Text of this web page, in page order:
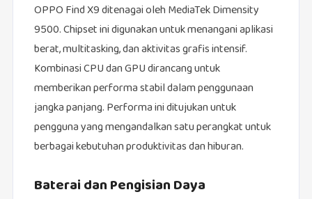
OPPO Find X9 ditenagai oleh MediaTek Dimensity
9500. Chipset ini digunakan untuk menangani aplikasi
berat, multitasking, dan aktivitas grafis intensif.
Kombinasi CPU dan GPU dirancang untuk
memberikan performa stabil dalam penggunaan
jangka panjang. Performa ini ditujukan untuk
pengguna yang mengandalkan satu perangkat untuk
berbagai kebutuhan produktivitas dan hiburan.
Baterai dan Pengisian Daya